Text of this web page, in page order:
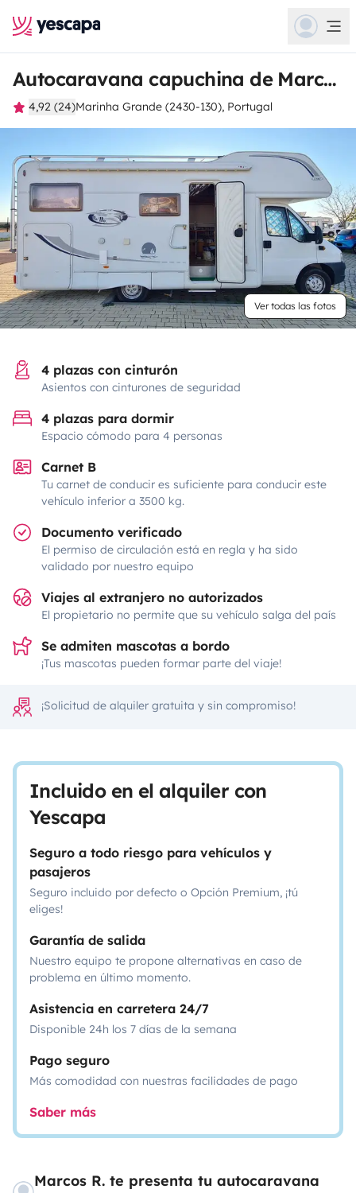
Autocaravana capuchina de Marcos R.
4,92 (24)Marinha Grande (2430-130), Portugal
Ver todas las fotos
4 plazas con cinturón
Asientos con cinturones de seguridad
4 plazas para dormir
Espacio cómodo para 4 personas
Carnet B
Tu carnet de conducir es suficiente para conducir este
vehículo inferior a 3500 kg.
Documento verificado
El permiso de circulación está en regla y ha sido
validado por nuestro equipo
Viajes al extranjero no autorizados
El propietario no permite que su vehículo salga del país
Se admiten mascotas a bordo
¡Tus mascotas pueden formar parte del viaje!
¡Solicitud de alquiler gratuita y sin compromiso!
Incluido en el alquiler con
Yescapa
Seguro a todo riesgo para vehículos y
pasajeros
Seguro incluido por defecto o Opción Premium, ¡tú
eliges!
Garantía de salida
Nuestro equipo te propone alternativas en caso de
problema en último momento.
Asistencia en carretera 24/7
Disponible 24h los 7 días de la semana
Pago seguro
Más comodidad con nuestras facilidades de pago
Saber más
Marcos R. te presenta tu autocaravana